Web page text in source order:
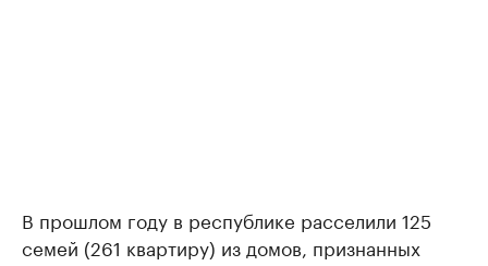
В прошлом году в республике расселили 125
семей (261 квартиру) из домов, признанных